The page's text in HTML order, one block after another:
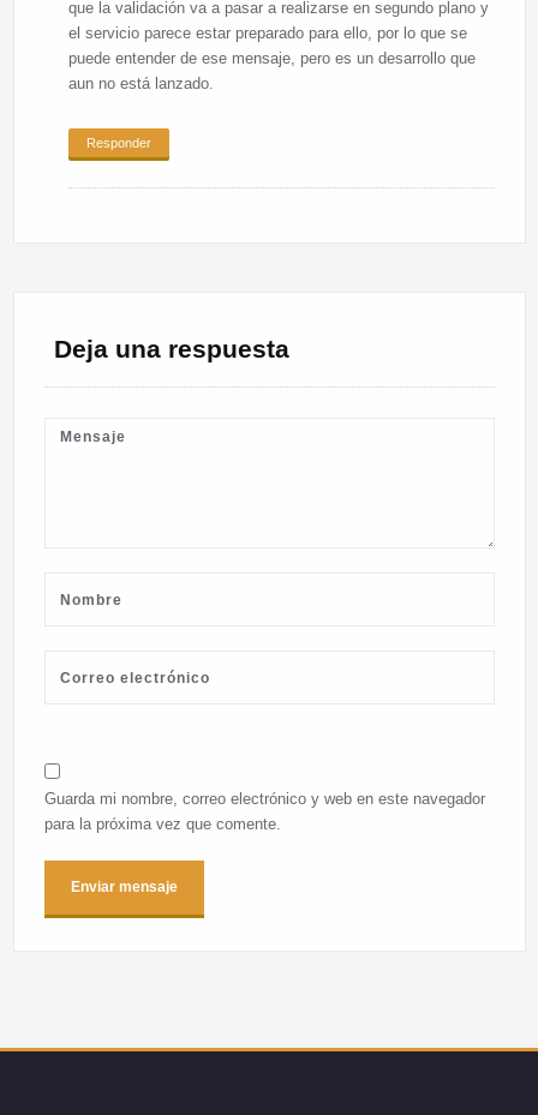
que la validación va a pasar a realizarse en segundo plano y
el servicio parece estar preparado para ello, por lo que se
puede entender de ese mensaje, pero es un desarrollo que
aun no está lanzado.
Responder
Deja una respuesta
Guarda mi nombre, correo electrónico y web en este navegador
para la próxima vez que comente.